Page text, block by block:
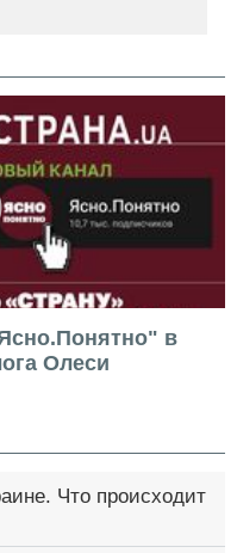
в
Олеси
Что происходит